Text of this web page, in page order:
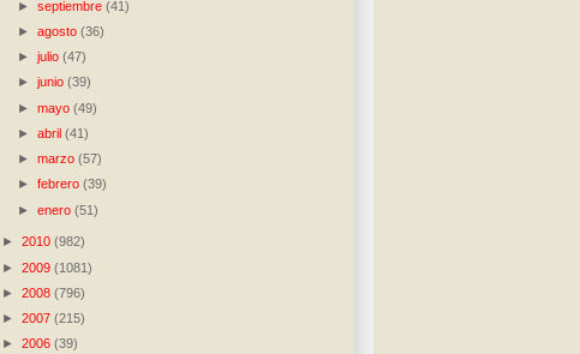
►septiembre(41)
►agosto(36)
►julio(47)
►junio(39)
►mayo(49)
►abril(41)
►marzo(57)
►febrero(39)
►enero(51)
► 2010 (982)
► 2009 (1081)
► 2008 (796)
► 2007 (215)
► 2006 (39)